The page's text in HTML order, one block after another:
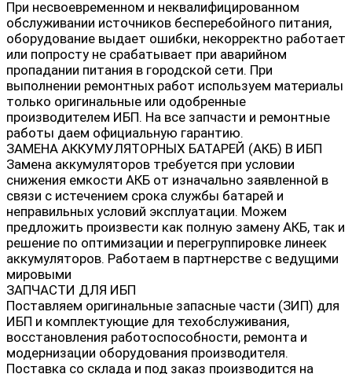
При несвоевременном и неквалифицированном
обслуживании источников бесперебойного питания,
оборудование выдает ошибки, некорректно работает
или попросту не срабатывает при аварийном
пропадании питания в городской сети. При
выполнении ремонтных работ используем материалы
только оригинальные или одобренные
производителем ИБП. На все запчасти и ремонтные
работы даем официальную гарантию.
ЗАМЕНА АККУМУЛЯТОРНЫХ БАТАРЕЙ (АКБ) В ИБП
Замена аккумуляторов требуется при условии
снижения емкости АКБ от изначально заявленной в
связи с истечением срока службы батарей и
неправильных условий эксплуатации. Можем
предложить произвести как полную замену АКБ, так и
решение по оптимизации и перегруппировке линеек
аккумуляторов. Работаем в партнерстве с ведущими
мировыми
ЗАПЧАСТИ ДЛЯ ИБП
Поставляем оригинальные запасные части (ЗИП) для
ИБП и комплектующие для техобслуживания,
восстановления работоспособности, ремонта и
модернизации оборудования производителя.
Поставка со склада и под заказ производится на